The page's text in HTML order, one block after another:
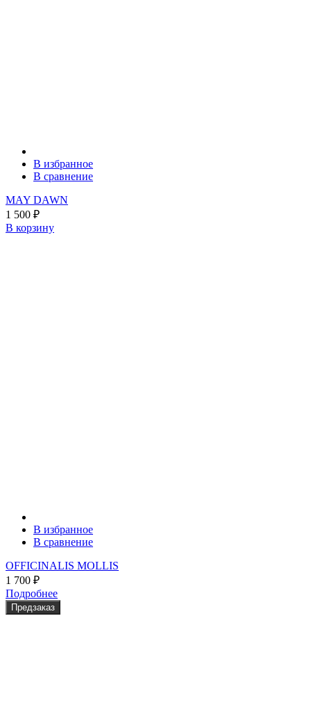
В избранное
В сравнение
MAY DAWN
1 500 ₽
В корзину
В избранное
В сравнение
OFFICINALIS MOLLIS
1 700 ₽
Подробнее
Предзаказ